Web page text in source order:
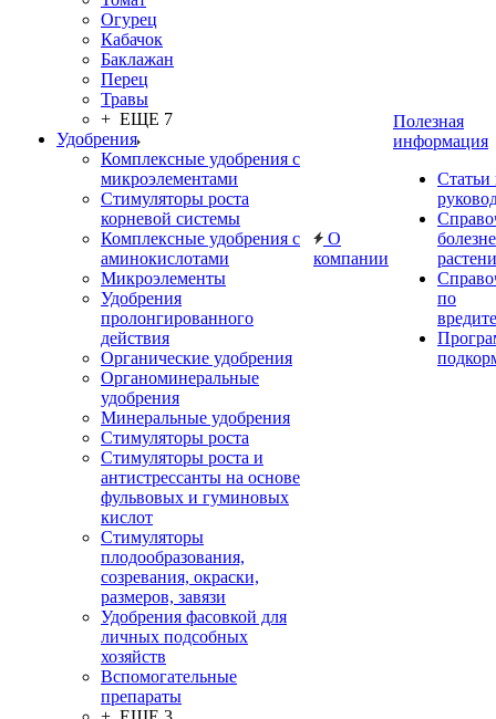
Огурец
Кабачок
Баклажан
Перец
Травы
+ ЕЩЕ 7
Удобрения
Комплексные удобрения с
микроэлементами
Стимуляторы роста
корневой системы
Комплексные удобрения с
аминокислотами
Микроэлементы
Удобрения
пролонгированного
действия
Органические удобрения
Органоминеральные
удобрения
Минеральные удобрения
Стимуляторы роста
Стимуляторы роста и
антистрессанты на основе
фульвовых и гуминовых
кислот
Стимуляторы
плодообразования,
созревания, окраски,
размеров, завязи
Удобрения фасовкой для
личных подсобных
хозяйств
Вспомогательные
препараты
О
компании
Полезная
информация
Статьи
по